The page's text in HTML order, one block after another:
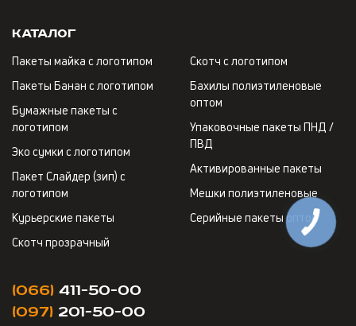
Каталог
Пакеты майка с логотипом
Пакеты Банан с логотипом
Бумажные пакеты с
логотипом
Эко сумки с логотипом
Пакет Слайдер (зип) с
логотипом
Курьерские пакеты
Скотч прозрачный
Скотч с логотипом
Бахилы полиэтиленовые
оптом
Упаковочные пакеты ПНД /
ПВД
Активированные пакеты
Мешки полиэтиленовые
Серийные пакеты оптом
(066) 411-50-00
(097) 201-50-00